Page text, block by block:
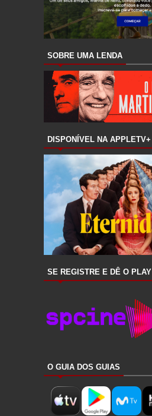
SOBRE UMA LENDA
DISPONÍVEL NA APPLETV+
SE REGISTRE E DÊ O PLAY
O GUIA DOS GUIAS